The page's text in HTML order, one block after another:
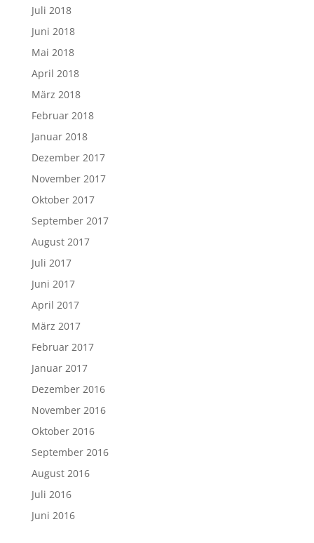
Juli 2018
Juni 2018
Mai 2018
April 2018
März 2018
Februar 2018
Januar 2018
Dezember 2017
November 2017
Oktober 2017
September 2017
August 2017
Juli 2017
Juni 2017
April 2017
März 2017
Februar 2017
Januar 2017
Dezember 2016
November 2016
Oktober 2016
September 2016
August 2016
Juli 2016
Juni 2016